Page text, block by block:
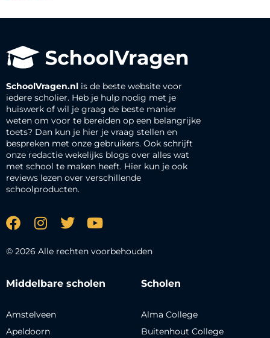
SchoolVragen.nl is de beste website voor
iedere scholier. Heb je hulp nodig met je
huiswerk of wil je graag de beste manier
weten om voor te bereiden op een belangrijke
toets? Dan kun je hier je vraag stellen en
bespreken met onze gebruikers. Ook schrijft
onze redactie wekelijks blogs over alles wat
met school te maken heeft. Hier kun je ook
reviews lezen over verschillende
schoolproducten.
© 2026 Alle rechten voorbehouden
Middelbare scholen
Amstelveen
Apeldoorn
Scholen
Alma College
Buitenhout College